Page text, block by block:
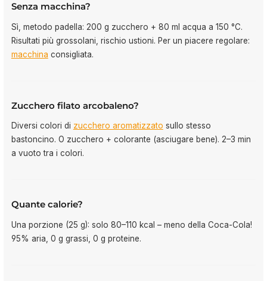
Senza macchina?
Sì, metodo padella: 200 g zucchero + 80 ml acqua a 150 °C.
Risultati più grossolani, rischio ustioni. Per un piacere regolare:
macchina consigliata.
Zucchero filato arcobaleno?
Diversi colori di zucchero aromatizzato sullo stesso
bastoncino. O zucchero + colorante (asciugare bene). 2–3 min
a vuoto tra i colori.
Quante calorie?
Una porzione (25 g): solo 80–110 kcal – meno della Coca-Cola!
95% aria, 0 g grassi, 0 g proteine.